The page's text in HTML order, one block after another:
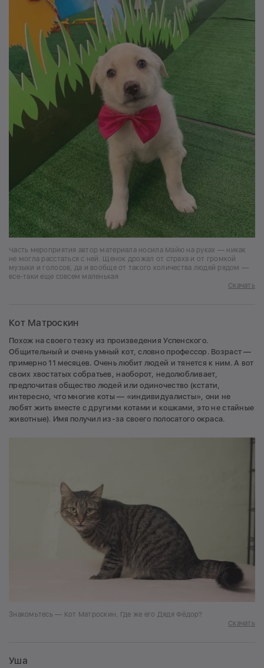
Часть мероприятия автор материала носила Майю на руках — никак
не могла расстаться с ней. Щенок дрожал от страха и от громкой
музыки и голосов, да и вообще от такого количества людей рядом —
все-таки еще совсем маленькая
Скачать
Кот Матроскин
Похож на своего тезку из произведения Успенского.
Общительный и очень умный кот, словно профессор. Возраст —
примерно 11 месяцев. Очень любит людей и тянется к ним. А вот
своих хвостатых собратьев, наоборот, недолюбливает,
предпочитая общество людей или одиночество (кстати,
интересно, что многие коты — «индивидуалисты», они не
любят жить вместе с другими котами и кошками, это не стайные
животные). Имя получил из-за своего полосатого окраса.
Знакомьтесь — Кот Матроскин. Где же его Дядя Фёдор?
Скачать
Уша